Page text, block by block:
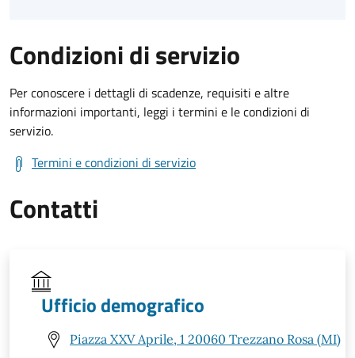
Condizioni di servizio
Per conoscere i dettagli di scadenze, requisiti e altre
informazioni importanti, leggi i termini e le condizioni di
servizio.
Termini e condizioni di servizio
Contatti
Ufficio demografico
Piazza XXV Aprile, 1 20060 Trezzano Rosa (MI)